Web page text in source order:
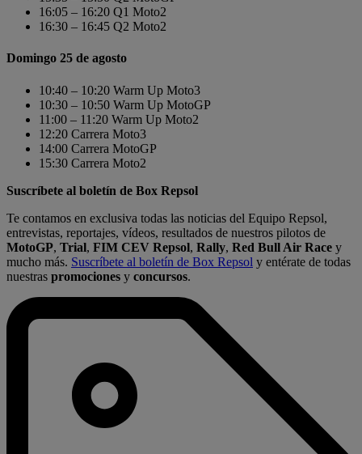
16:05 – 16:20 Q1 Moto2
16:30 – 16:45 Q2 Moto2
Domingo 25 de agosto
10:40 – 10:20 Warm Up Moto3
10:30 – 10:50 Warm Up MotoGP
11:00 – 11:20 Warm Up Moto2
12:20 Carrera Moto3
14:00 Carrera MotoGP
15:30 Carrera Moto2
Suscríbete al boletín de Box Repsol
Te contamos en exclusiva todas las noticias del Equipo Repsol,
entrevistas, reportajes, vídeos, resultados de nuestros pilotos de
MotoGP, Trial, FIM CEV Repsol, Rally, Red Bull Air Race y
mucho más. Suscríbete al boletín de Box Repsol y entérate de todas
nuestras promociones y concursos.